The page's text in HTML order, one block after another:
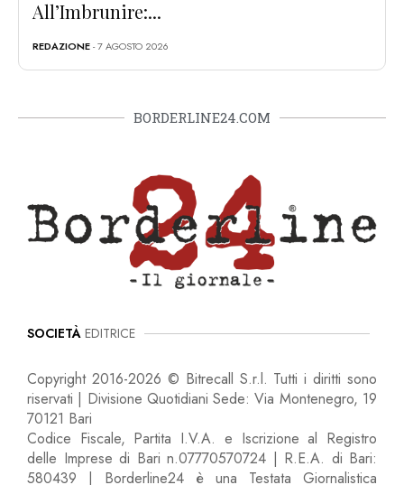
All’Imbrunire:...
REDAZIONE- 7 AGOSTO 2026
BORDERLINE24.COM
SOCIETÀ EDITRICE
Copyright 2016-2026 © Bitrecall S.r.l. Tutti i diritti sono
riservati | Divisione Quotidiani Sede: Via Montenegro, 19
70121 Bari
Codice Fiscale, Partita I.V.A. e Iscrizione al Registro
delle Imprese di Bari n.07770570724 | R.E.A. di Bari:
580439 | Borderline24 è una Testata Giornalistica